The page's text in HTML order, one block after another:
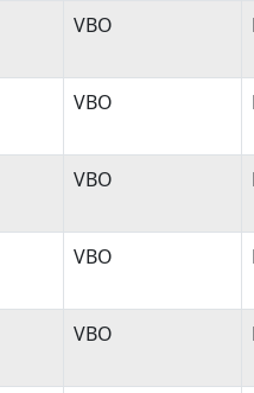
VBO
VBO
VBO
VBO
VBO